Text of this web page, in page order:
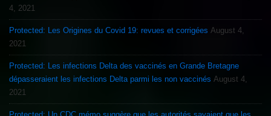
4, 2021
Protected: Les Origines du Covid 19: revues et corrigées August 4,
2021
Protected: Les infections Delta des vaccinés en Grande Bretagne
dépasseraient les infections Delta parmi les non vaccinés August 4,
2021